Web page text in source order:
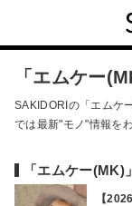
「エムケー
SAKIDORIの「エムケ
では最新"モノ"情報を
「エムケー
【